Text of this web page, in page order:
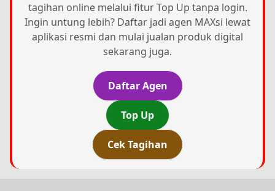
tagihan online melalui fitur Top Up tanpa login.
Ingin untung lebih? Daftar jadi agen MAXsi lewat
aplikasi resmi dan mulai jualan produk digital
sekarang juga.
Daftar Agen
Top Up
Cek Tagihan